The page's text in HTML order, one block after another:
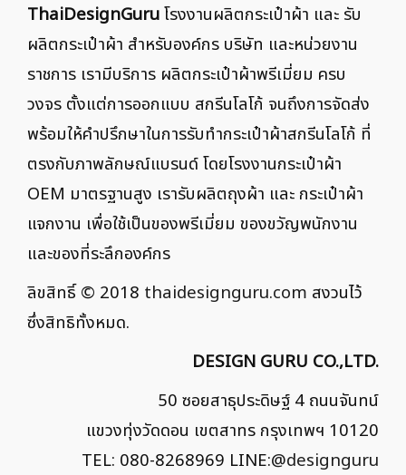
ThaiDesignGuruโรงงานผลิตกระเป๋าผ้า และ รับ
ผลิตกระเป๋าผ้า สำหรับองค์กร บริษัท และหน่วยงาน
ราชการ เรามีบริการ ผลิตกระเป๋าผ้าพรีเมี่ยม ครบ
วงจร ตั้งแต่การออกแบบ สกรีนโลโก้ จนถึงการจัดส่ง
พร้อมให้คำปรึกษาในการรับทำกระเป๋าผ้าสกรีนโลโก้ ที่
ตรงกับภาพลักษณ์แบรนด์ โดยโรงงานกระเป๋าผ้า
OEM มาตรฐานสูง เรารับผลิตถุงผ้า และ กระเป๋าผ้า
แจกงาน เพื่อใช้เป็นของพรีเมี่ยม ของขวัญพนักงาน
และของที่ระลึกองค์กร
ลิขสิทธิ์ © 2018 thaidesignguru.com สงวนไว้
ซึ่งสิทธิทั้งหมด.
DESIGN GURU CO.,LTD.
50 ซอยสาธุประดิษฐ์ 4 ถนนจันทน์
แขวงทุ่งวัดดอน เขตสาทร กรุงเทพฯ 10120
TEL: 080-8268969 LINE:@designguru